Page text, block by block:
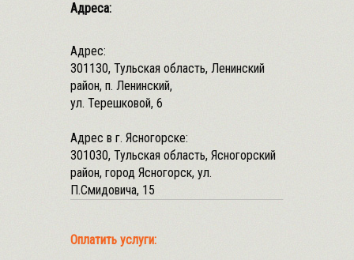
Адреса:
Адрес:
301130, Тульская область, Ленинский
район, п. Ленинский,
ул. Терешковой, 6
Адрес в г. Ясногорске:
301030, Тульская область, Ясногорский
район, город Ясногорск, ул.
П.Смидовича, 15
Оплатить услуги: